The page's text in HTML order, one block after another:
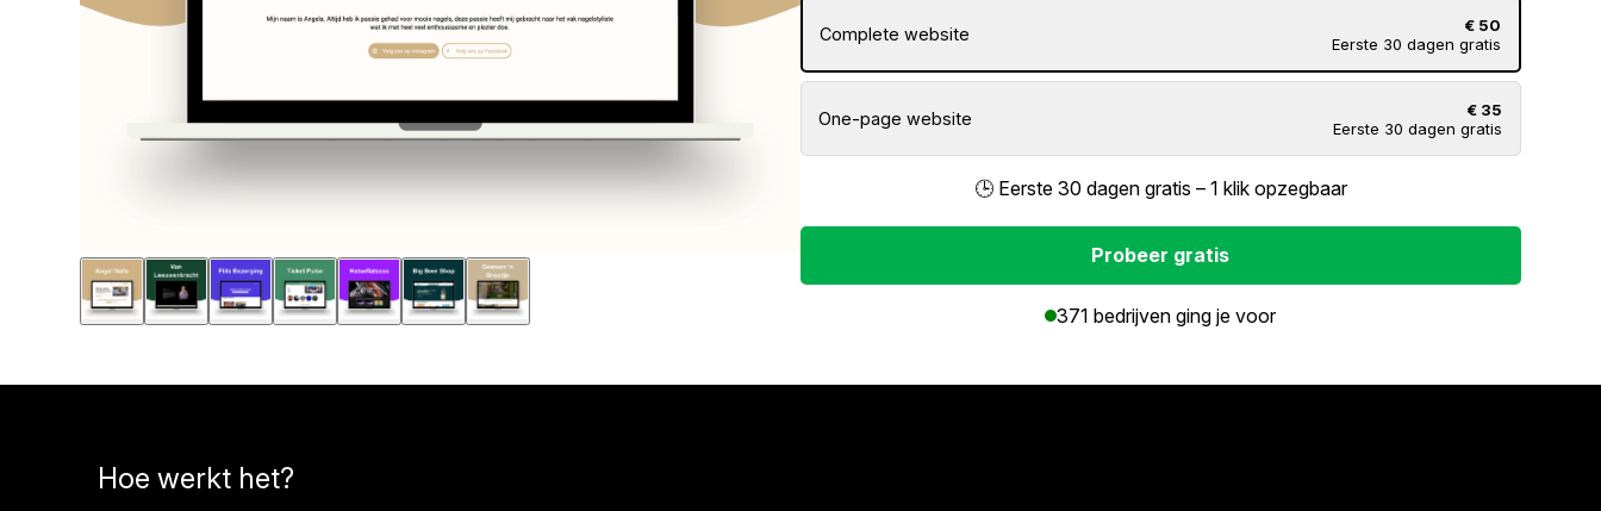
Complete website
€ 50
Eerste 30 dagen gratis
One-page website
€ 35
Eerste 30 dagen gratis
🕒 Eerste 30 dagen gratis – 1 klik opzegbaar
Probeer gratis
371 bedrijven ging je voor
Hoe werkt het?